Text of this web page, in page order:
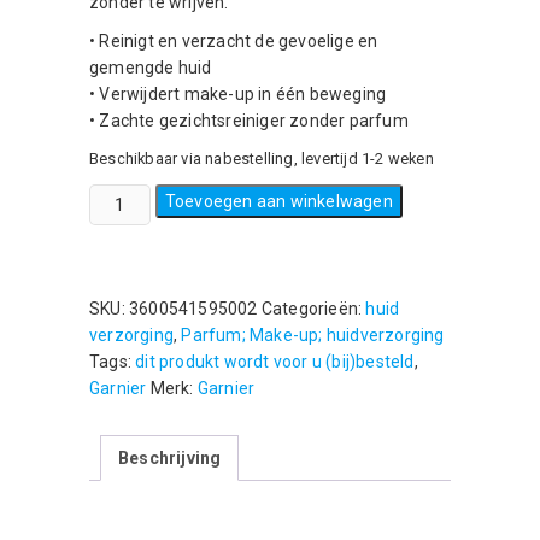
• Reinigt en verzacht de gevoelige en
gemengde huid
• Verwijdert make-up in één beweging
• Zachte gezichtsreiniger zonder parfum
Beschikbaar via nabestelling, levertijd 1-2 weken
Garnier
-
-
gevoelige
tot
gemengde
Toevoegen aan winkelwagen
SKU: 3600541595002 Categorieën: huid
verzorging, Parfum; Make-up; huidverzorging
Tags:dit produkt wordt voor u (bij)besteld,
Garnier Merk: Garnier
Beschrijving